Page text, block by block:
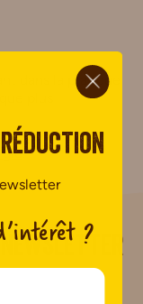
dans la pratique
plus
.
newsletter
réduction
?